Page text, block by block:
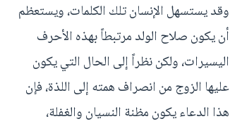
وقد يستسهل الإنسان تلك الكلمات، ويستعظم
أن يكون صلاح الولد مرتبطاً بهذه الأحرف
اليسيرات، ولكن نظراً إلى الحال التي يكون
عليها الزوج من انصراف همته إلى اللذة، فإن
هذا الدعاء يكون مظنة النسيان والغفلة،